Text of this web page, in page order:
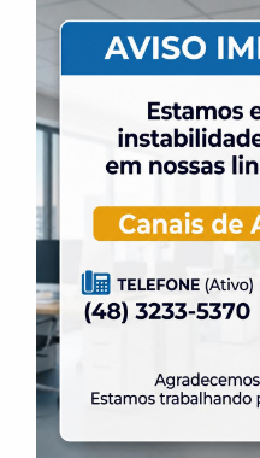
+ NOTÍCIAS
4 de agosto de 2026
até dia 31 de Agosto.
31 de julho de 2026
Dia dos Pais é na
Venha para a Feijoada